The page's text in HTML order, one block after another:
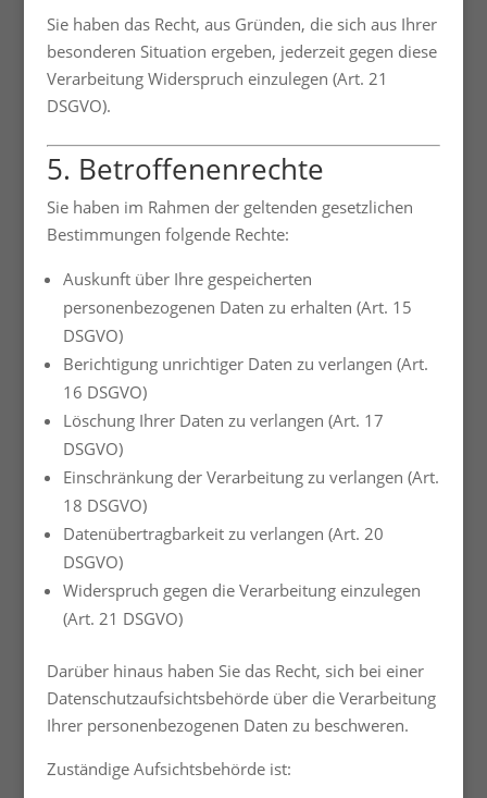
Sie haben das Recht, aus Gründen, die sich aus Ihrer
besonderen Situation ergeben, jederzeit gegen diese
Verarbeitung Widerspruch einzulegen (Art. 21
DSGVO).
5. Betroffenenrechte
Sie haben im Rahmen der geltenden gesetzlichen
Bestimmungen folgende Rechte:
Auskunft über Ihre gespeicherten
personenbezogenen Daten zu erhalten (Art. 15
DSGVO)
Berichtigung unrichtiger Daten zu verlangen (Art.
16 DSGVO)
Löschung Ihrer Daten zu verlangen (Art. 17
DSGVO)
Einschränkung der Verarbeitung zu verlangen (Art.
18 DSGVO)
Datenübertragbarkeit zu verlangen (Art. 20
DSGVO)
Widerspruch gegen die Verarbeitung einzulegen
(Art. 21 DSGVO)
Darüber hinaus haben Sie das Recht, sich bei einer
Datenschutzaufsichtsbehörde über die Verarbeitung
Ihrer personenbezogenen Daten zu beschweren.
Zuständige Aufsichtsbehörde ist: